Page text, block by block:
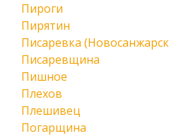
Пироги
Пирятин
Писаревка
Писаревщина
Пишное
Плехов
Плешивец
Погарщина